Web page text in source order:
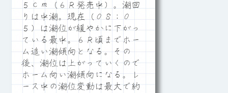
５ｃｍ（６Ｒ発売中）。潮回
りは中潮。現在（０８：０
５）は潮位が緩やかに下がっ
ている最中。６Ｒ頃までホー
ム追い潮傾向となる。その
後、潮位は上がっていくので
ホーム向い潮傾向になる。レ
ース中の潮位変動は最大で約